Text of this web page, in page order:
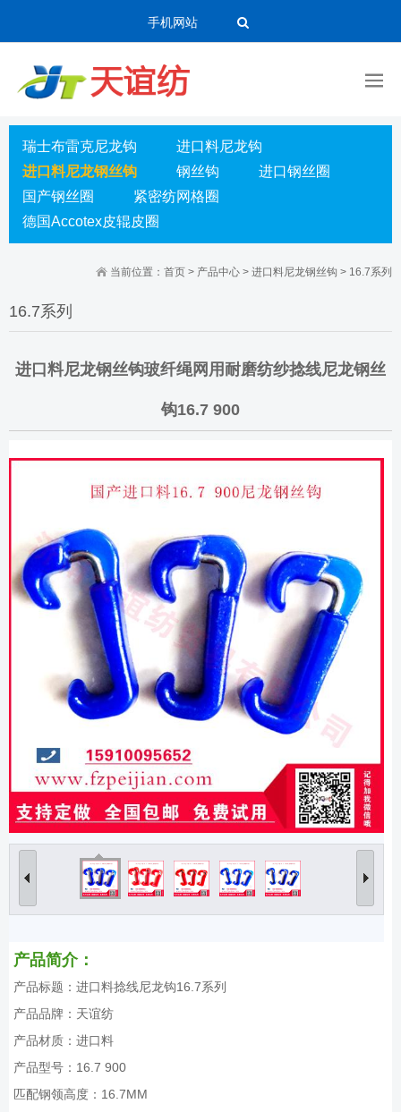
手机网站
瑞士布雷克尼龙钩
进口料尼龙钩
进口料尼龙钢丝钩
钢丝钩
进口钢丝圈
国产钢丝圈
紧密纺网格圈
德国Accotex皮辊皮圈
当前位置： 首页 > 产品中心 > 进口料尼龙钢丝钩 > 16.7系列
16.7系列
进口料尼龙钢丝钩玻纤绳网用耐磨纺纱捻线尼龙钢丝
钩16.7 900
产品简介：
产品标题：进口料捻线尼龙钩16.7系列
产品品牌：天谊纺
产品材质：进口料
产品型号：16.7 900
匹配钢领高度：16.7MM